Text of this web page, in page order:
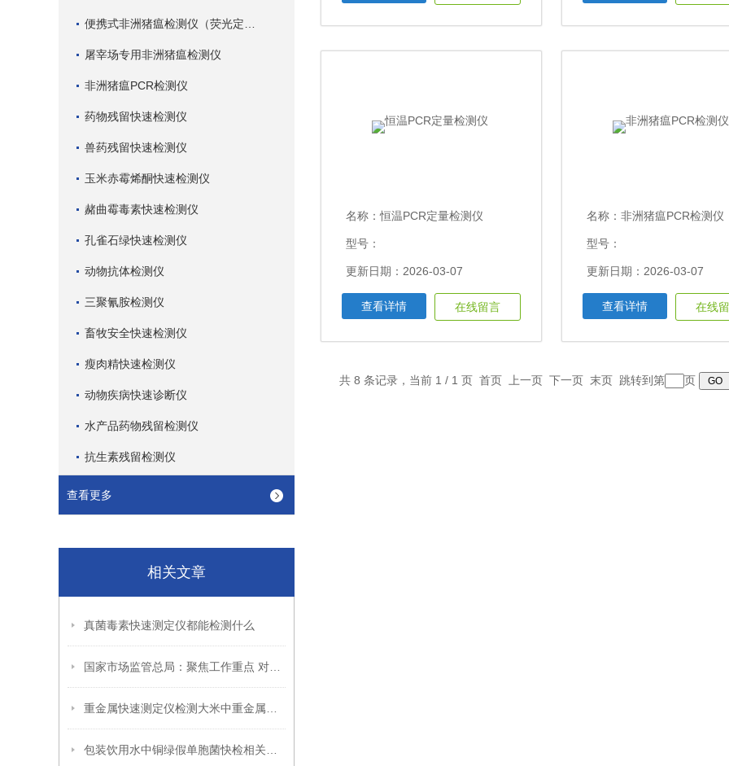
屠宰场专用非洲猪瘟检测仪
非洲猪瘟PCR检测仪
药物残留快速检测仪
兽药残留快速检测仪
玉米赤霉烯酮快速检测仪
赭曲霉毒素快速检测仪
孔雀石绿快速检测仪
动物抗体检测仪
三聚氰胺检测仪
畜牧安全快速检测仪
瘦肉精快速检测仪
动物疾病快速诊断仪
水产品药物残留检测仪
抗生素残留检测仪
查看更多
相关文章
真菌毒素快速测定仪都能检测什么
名称：恒温PCR定量检测仪
型号：
更新日期：2026-03-07
查看详情 在线留言
名称： 非洲猪瘟PCR检测仪
型号：
更新日期：2026-03-07
查看详情 在线
共 8 条记录，当前 1 / 1 页 首页 上一页 下一页 末页 跳转到第 页